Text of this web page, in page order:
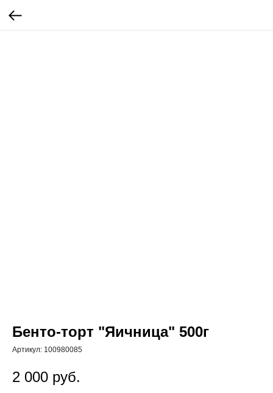
Бенто-торт "Яичница" 500г
Артикул: 100980085
2 000 руб.